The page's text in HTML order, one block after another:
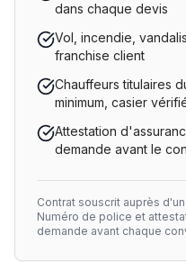
dans chaque devis
Vol, incendie,
franchise client
Chauffeurs titulaires
minimum, casier
Attestation
demande avant le
Contrat souscrit auprès
Numéro de police et
demande avant chaque